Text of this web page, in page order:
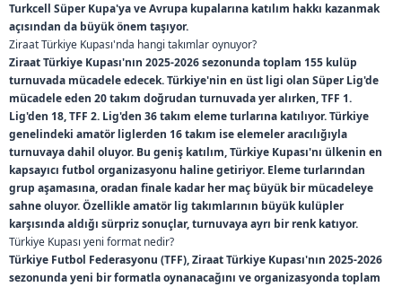
Silifke Belediyespor
Beyoğlu Yeni Çarşı 9 9 7
Bursaspor 3 9 4
Fenerbahçe 6 9 4
Karakopru Belediye SK 3 9 5
Malatya Yesilyurt
Belediyespor
3
Muğlaspor 4 9 2
Turkcell Süper Kupa'ya ve Avrupa kupalarına katılım hakkı kazanmak
açısından da büyük önem taşıyor.
Ziraat Türkiye Kupası'nda hangi takımlar oynuyor?
Ziraat Türkiye Kupası'nın 2025-2026 sezonunda toplam 155 kulüp
turnuvada mücadele edecek. Türkiye'nin en üst ligi olan Süper Lig'de
mücadele eden 20 takım doğrudan turnuvada yer alırken, TFF 1.
Lig'den 18, TFF 2. Lig'den 36 takım eleme turlarına katılıyor. Türkiye
genelindeki amatör liglerden 16 takım ise elemeler aracılığıyla
turnuvaya dahil oluyor. Bu geniş katılım, Türkiye Kupası'nı ülkenin en
kapsayıcı futbol organizasyonu haline getiriyor. Eleme turlarından
grup aşamasına, oradan finale kadar her maç büyük bir mücadeleye
sahne oluyor. Özellikle amatör lig takımlarının büyük kulüpler
karşısında aldığı sürpriz sonuçlar, turnuvaya ayrı bir renk katıyor.
Türkiye Kupası yeni format nedir?
Türkiye Futbol Federasyonu (TFF), Ziraat Türkiye Kupası'nın 2025-2026
sezonunda yeni bir formatla oynanacağını ve organizasyonda toplam